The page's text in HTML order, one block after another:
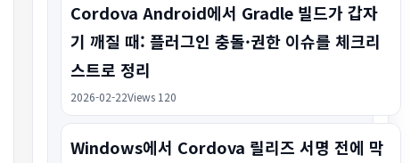
Cordova Android에서 Gradle 빌드가 갑자
기 깨질 때: 플러그인 충돌·권한 이슈를 체크리
스트로 정리
2026-02-22Views 120
Windows에서 Cordova 릴리즈 서명 전에 막